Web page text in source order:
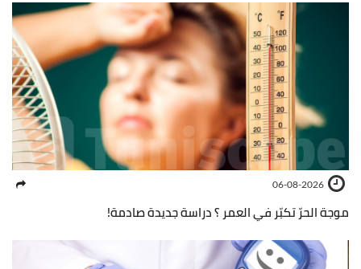
06-08-2026
موجة الحرّ تكبّر في العمر ؟ دراسة جديدة صادمة!